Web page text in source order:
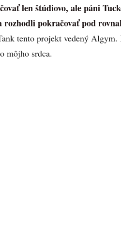
len štúdiovo, ale páni
pokračovať pod
tento projekt vedený
môjho srdca.